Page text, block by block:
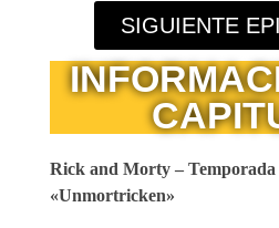
SIGUIENTE
Rick and Morty – Temporada
«Unmortricken»